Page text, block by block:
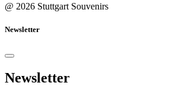
@ 2026 Stuttgart Souvenirs
Newsletter
Newsletter